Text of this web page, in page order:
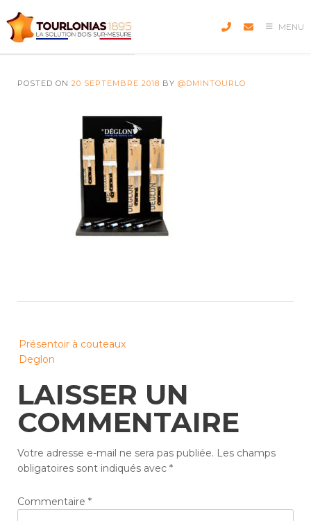
to
content
MENU
POSTED ON 20 SEPTEMBRE 2018 BY @DMINTOURLO
navigation
Présentoir à couteaux
Deglon
LAISSER UN
COMMENTAIRE
Votre adresse e-mail ne sera pas publiée. Les champs
obligatoires sont indiqués avec *
Commentaire *